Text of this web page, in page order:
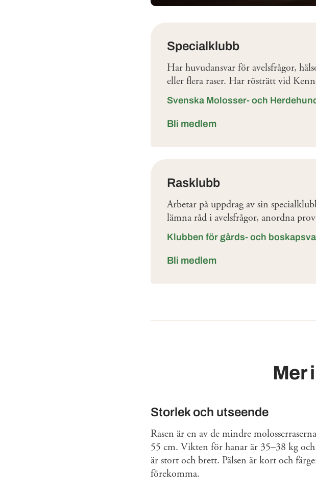
Specialklubb
Har huvudansvar för avelsfrågor,
eller flera raser. Har rösträtt vid
Svenska Molosser- och
Bli medlem
Rasklubb
Arbetar på uppdrag av sin
lämna råd i avelsfrågor, anordna
Klubben för gårds- och
Bli medlem
Mer
Storlek och utseende
Rasen är en av de mindre
55 cm. Vikten för hanar är 35–38 kg
är stort och brett. Pälsen är kort och
förekomma.